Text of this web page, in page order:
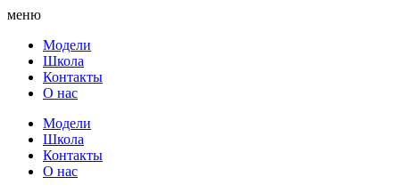
меню
Модели
Школа
Контакты
О нас
Модели
Школа
Контакты
О нас